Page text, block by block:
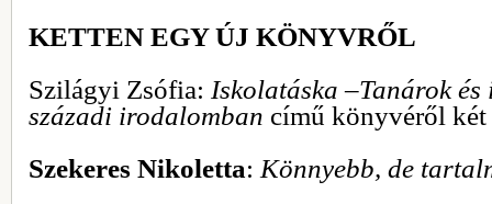
KETTEN EGY ÚJ KÖNYVRŐL
Szilágyi Zsófia: Iskolatáska –Tanárok
századi irodalomban című könyvéről
Szekeres Nikoletta: Könnyebb, de